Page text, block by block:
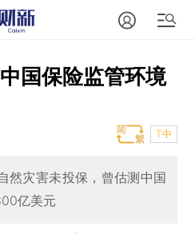
国保险监管环境
T中
然灾害未投保，曾估测中国
亿美元